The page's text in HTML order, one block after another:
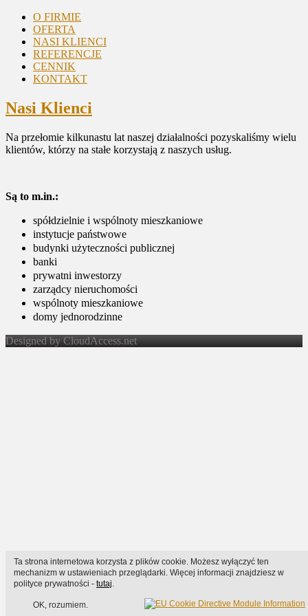
O FIRMIE
OFERTA
NASI KLIENCI
REFERENCJE
CENNIK
KONTAKT
Nasi Klienci
Na przełomie kilkunastu lat naszej działalności pozyskaliśmy wielu
klientów, którzy na stałe korzystają z naszych usług.
Są to m.in.:
spółdzielnie i wspólnoty mieszkaniowe
instytucje państwowe
budynki użyteczności publicznej
banki
prywatni inwestorzy
zarządcy nieruchomości
wspólnoty mieszkaniowe
domy jednorodzinne
Designed by CloudAccess.net
Ta strona internetowa korzysta z plików cookie. Możesz wyłączyć ten
mechanizm w ustawieniach przeglądarki. Więcej informacji znajdziesz w
polityce prywatności - tutaj.
OK, rozumiem.